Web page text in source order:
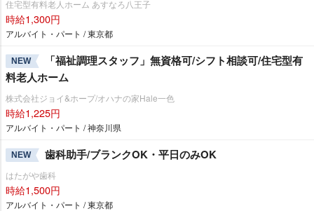
住宅型有料老人ホーム あすなろ八王子
時給1,300円
アルバイト・パート / 東京都
NEW
「福祉調理スタッフ」無資格可/シフト相談可/住宅型有
料老人ホーム
株式会社ジョイ&ホープ/オハナの家Hale一色
時給1,225円
アルバイト・パート / 神奈川県
NEW 歯科助手/ブランクOK・平日のみOK
はたがや歯科
時給1,500円
アルバイト・パート / 東京都